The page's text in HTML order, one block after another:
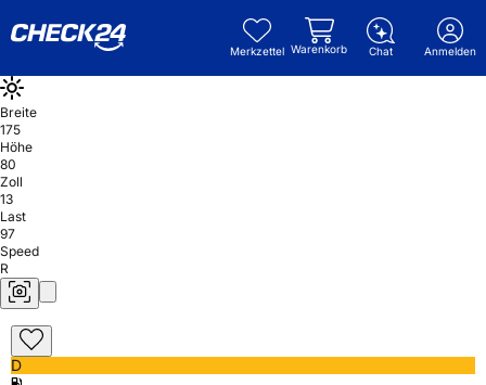
Merkzettel Warenkorb Chat Anmelden
Breite
175
Höhe
80
Zoll
13
Last
97
Speed
R
D